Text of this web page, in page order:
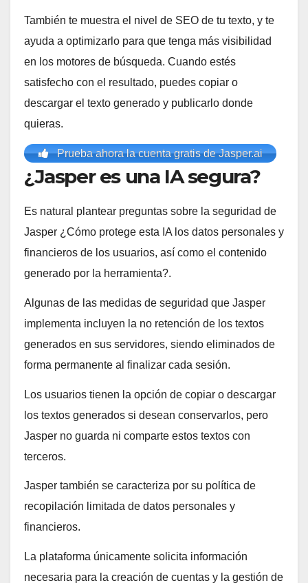
También te muestra el nivel de SEO de tu texto, y te
ayuda a optimizarlo para que tenga más visibilidad
en los motores de búsqueda. Cuando estés
satisfecho con el resultado, puedes copiar o
descargar el texto generado y publicarlo donde
quieras.
Prueba ahora la cuenta gratis de Jasper.ai
¿Jasper es una IA segura?
Es natural plantear preguntas sobre la seguridad de
Jasper ¿Cómo protege esta IA los datos personales y
financieros de los usuarios, así como el contenido
generado por la herramienta?.
Algunas de las medidas de seguridad que Jasper
implementa incluyen la no retención de los textos
generados en sus servidores, siendo eliminados de
forma permanente al finalizar cada sesión.
Los usuarios tienen la opción de copiar o descargar
los textos generados si desean conservarlos, pero
Jasper no guarda ni comparte estos textos con
terceros.
Jasper también se caracteriza por su política de
recopilación limitada de datos personales y
financieros.
La plataforma únicamente solicita información
necesaria para la creación de cuentas y la gestión de